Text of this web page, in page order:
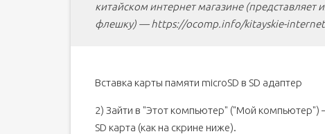
китайском интернет магазине (представляет
флешку) — https://ocomp.info/kitayskie-
Вставка карты памяти microSD в SD адаптер
2) Зайти в "Этот компьютер" ("Мой
SD карта (как на скрине ниже).